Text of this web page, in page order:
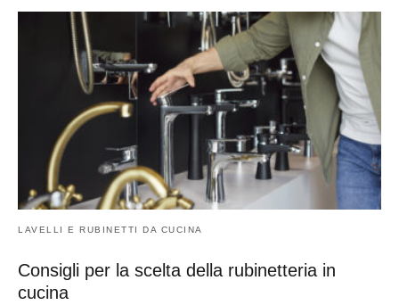
LAVELLI E RUBINETTI DA CUCINA
Consigli per la scelta della rubinetteria in
cucina